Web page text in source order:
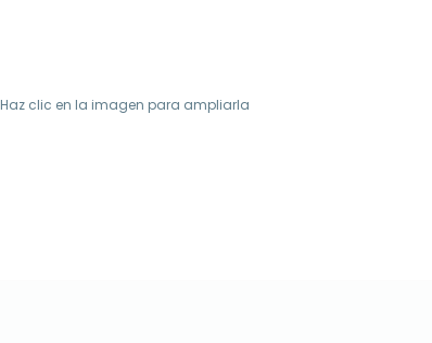
Haz clic en la imagen para ampliarla